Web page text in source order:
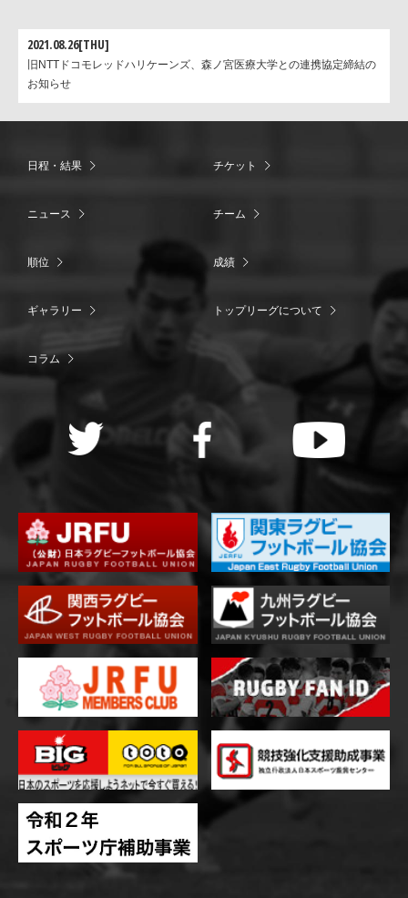
2021.08.26[THU]
旧NTTドコモレッドハリケーンズ、森ノ宮医療大学との連携協定締結の
お知らせ
日程・結果 チケット
ニュース チーム
順位 成績
ギャラリー トップリーグについて
コラム